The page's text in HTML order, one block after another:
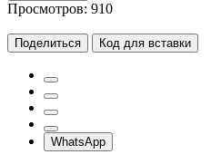
Просмотров: 910
Поделиться Код для вставки
WhatsApp